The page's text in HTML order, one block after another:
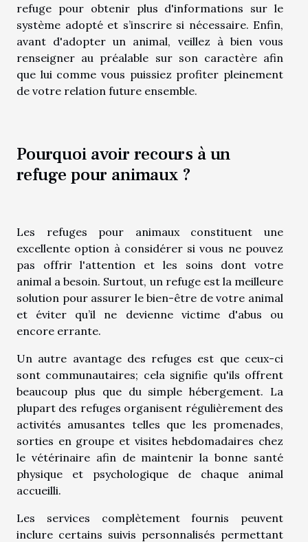
refuge pour obtenir plus d'informations sur le
système adopté et s’inscrire si nécessaire. Enfin,
avant d'adopter un animal, veillez à bien vous
renseigner au préalable sur son caractère afin
que lui comme vous puissiez profiter pleinement
de votre relation future ensemble.
Pourquoi avoir recours à un
refuge pour animaux ?
Les refuges pour animaux constituent une
excellente option à considérer si vous ne pouvez
pas offrir l'attention et les soins dont votre
animal a besoin. Surtout, un refuge est la meilleure
solution pour assurer le bien-être de votre animal
et éviter qu’il ne devienne victime d'abus ou
encore errante.
Un autre avantage des refuges est que ceux-ci
sont communautaires; cela signifie qu'ils offrent
beaucoup plus que du simple hébergement. La
plupart des refuges organisent régulièrement des
activités amusantes telles que les promenades,
sorties en groupe et visites hebdomadaires chez
le vétérinaire afin de maintenir la bonne santé
physique et psychologique de chaque animal
accueilli.
Les services complètement fournis peuvent
inclure certains suivis personnalisés permettant